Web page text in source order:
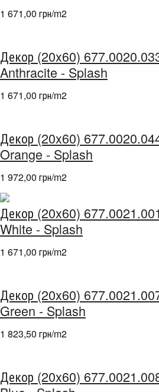
1 671,00 грн/m2
Декор (20x60)
Anthracite - Splash
1 671,00 грн/m2
Декор (20x60)
Orange - Splash
1 972,00 грн/m2
Декор (20x60)
White - Splash
1 671,00 грн/m2
Декор (20x60)
Green - Splash
1 823,50 грн/m2
Декор (20x60)